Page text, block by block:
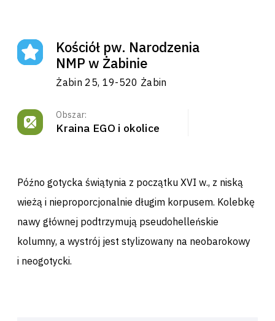
Kościół pw. Narodzenia
NMP w Żabinie
Żabin 25, 19-520 Żabin
Obszar:
Kraina EGO i okolice
Późno gotycka świątynia z początku XVI w., z niską
wieżą i nieproporcjonalnie długim korpusem. Kolebkę
nawy głównej podtrzymują pseudohelleńskie
kolumny, a wystrój jest stylizowany na neobarokowy
i neogotycki.